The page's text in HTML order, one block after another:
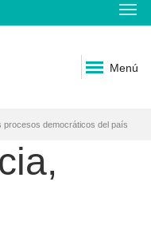
Menú
democráticos del país